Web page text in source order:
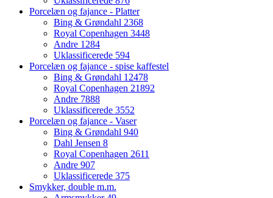
Porcelæn og fajance - Platter
Bing & Grøndahl 2368
Royal Copenhagen 3448
Andre 1284
Uklassificerede 594
Porcelæn og fajance - spise kaffestel
Bing & Grøndahl 12478
Royal Copenhagen 21892
Andre 7888
Uklassificerede 3552
Porcelæn og fajance - Vaser
Bing & Grøndahl 940
Dahl Jensen 8
Royal Copenhagen 2611
Andre 907
Uklassificerede 375
Smykker, double m.m.